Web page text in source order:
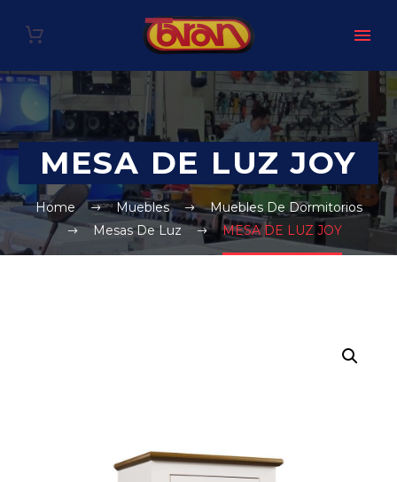
MESA DE LUZ JOY
Home Muebles
Muebles De Dormitorios
Mesas De Luz
MESA DE LUZ JOY